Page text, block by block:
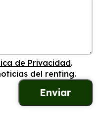
de Privacidad.
del renting.